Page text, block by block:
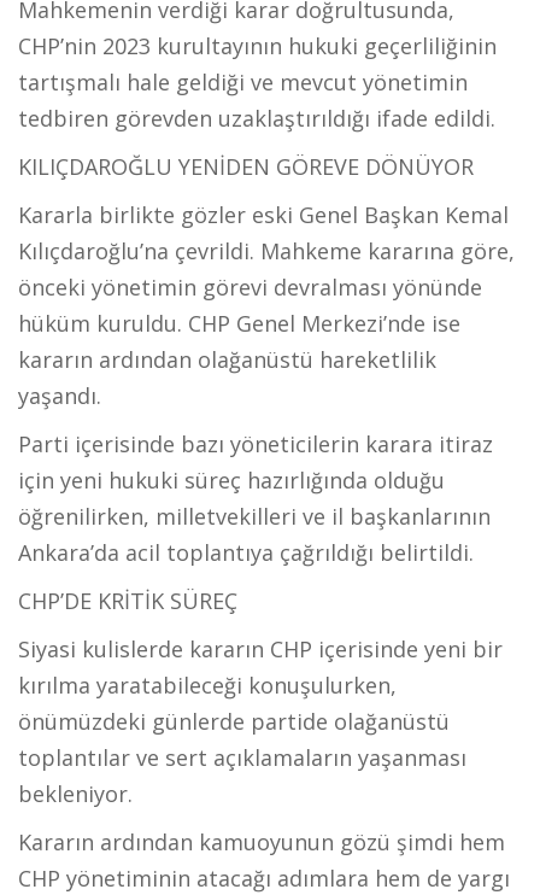
Mahkemenin verdiği karar doğrultusunda,
CHP’nin 2023 kurultayının hukuki geçerliliğinin
tartışmalı hale geldiği ve mevcut yönetimin
tedbiren görevden uzaklaştırıldığı ifade edildi.
KILIÇDAROĞLU YENİDEN GÖREVE DÖNÜYOR
Kararla birlikte gözler eski Genel Başkan Kemal
Kılıçdaroğlu’na çevrildi. Mahkeme kararına göre,
önceki yönetimin görevi devralması yönünde
hüküm kuruldu. CHP Genel Merkezi’nde ise
kararın ardından olağanüstü hareketlilik
yaşandı.
Parti içerisinde bazı yöneticilerin karara itiraz
için yeni hukuki süreç hazırlığında olduğu
öğrenilirken, milletvekilleri ve il başkanlarının
Ankara’da acil toplantıya çağrıldığı belirtildi.
CHP’DE KRİTİK SÜREÇ
Siyasi kulislerde kararın CHP içerisinde yeni bir
kırılma yaratabileceği konuşulurken,
önümüzdeki günlerde partide olağanüstü
toplantılar ve sert açıklamaların yaşanması
bekleniyor.
Kararın ardından kamuoyunun gözü şimdi hem
CHP yönetiminin atacağı adımlara hem de yargı